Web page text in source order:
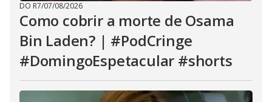
DO R7/07/08/2026
Como cobrir a morte de Osama
Bin Laden? | #PodCringe
#DomingoEspetacular #shorts